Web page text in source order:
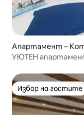
Апартамент –
УЮТЕН
Избор на гостите
Избор на гостите